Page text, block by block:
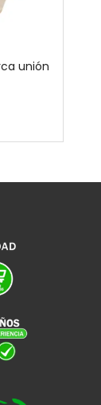
unión